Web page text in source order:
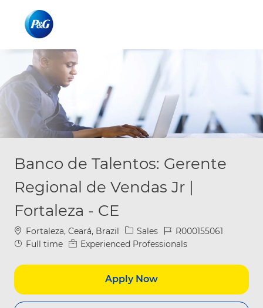
Banco de Talentos: Gerente
Regional de Vendas Jr |
Fortaleza - CE
Location
Fortaleza, Ceará, Brazil Category
Sales Job IdR000155061
Job Type
Full time Experienced Professionals
Apply Now